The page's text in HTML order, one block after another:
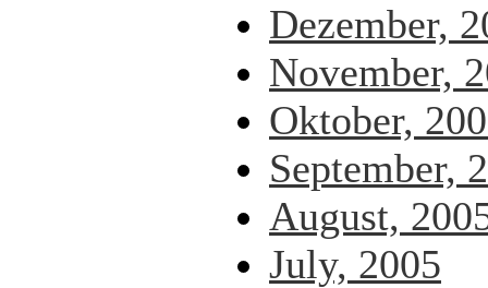
Dezember,
November,
Oktober,
September,
August,
July, 2005